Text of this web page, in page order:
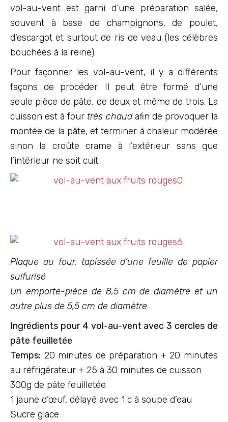
vol-au-vent est garni d’une préparation salée,
souvent à base de champignons, de poulet,
d’escargot et surtout de ris de veau (les célèbres
bouchées à la reine).
Pour façonner les vol-au-vent, il y a différents
façons de procéder. Il peut être formé d’une
seule pièce de pâte, de deux et même de trois. La
cuisson est à four très chaudafin de provoquer la
montée de la pâte, et terminer à chaleur modérée
sinon la croûte crame à l’extérieur sans que
l’intérieur ne soit cuit.
Plaque au four, tapissée d’une feuille de papier
sulfurisé
Un emporte-pièce de 8,5 cm de diamètre et un
autre plus de 5,5 cm de diamètre
Ingrédients pour 4 vol-au-vent avec 3 cercles de
pâte feuilletée
Temps: 20 minutes de préparation + 20 minutes
au réfrigérateur + 25 à 30 minutes de cuisson
300g de pâte feuilletée
1 jaune d’œuf, délayé avec 1 c à soupe d’eau
Sucre glace